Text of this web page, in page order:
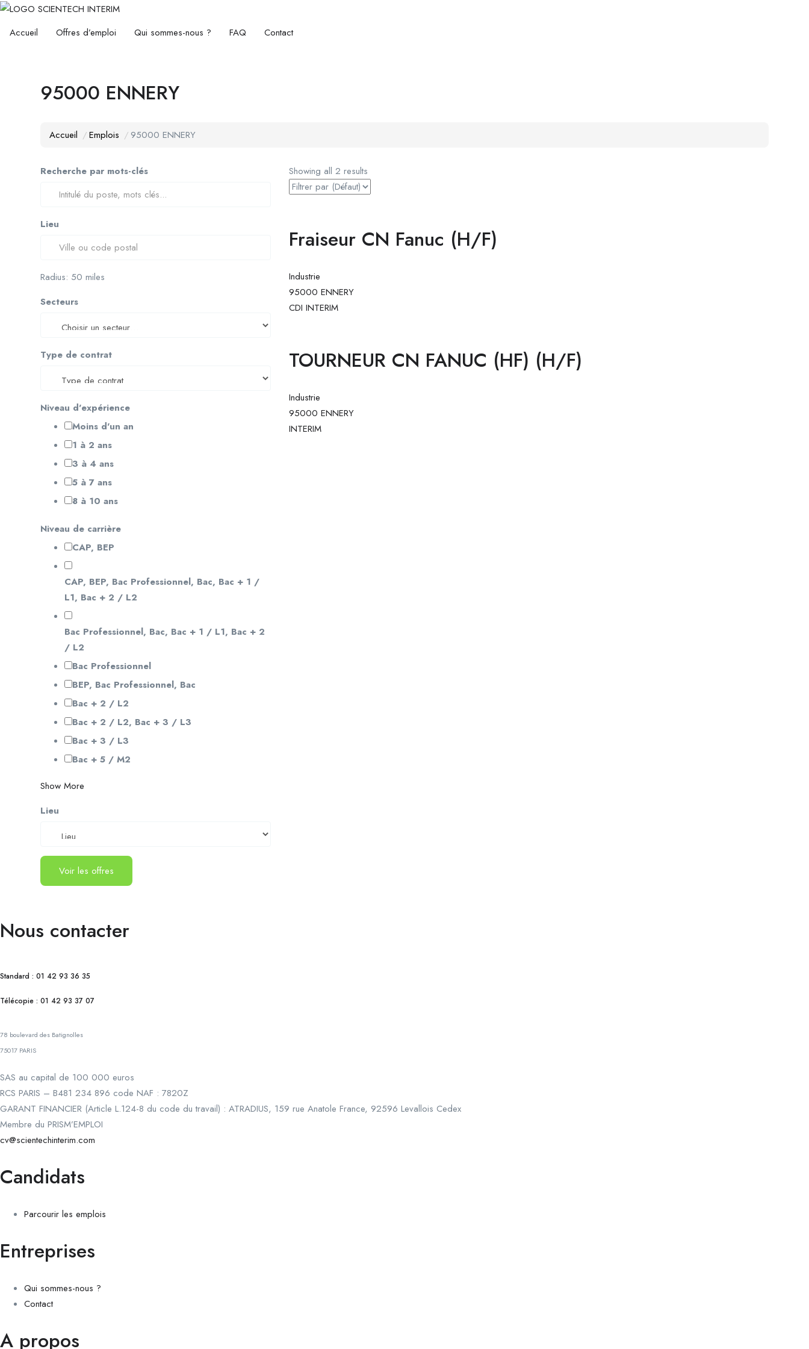
Accueil Offres d’emploi Qui sommes-nous ? FAQ Contact
95000 ENNERY
Accueil Emplois 95000 ENNERY
Recherche par mots-clés
Lieu
Radius: 50 miles
Secteurs
Type de contrat
Niveau d'expérience
Moins d'un an
1 à 2 ans
3 à 4 ans
5 à 7 ans
8 à 10 ans
Niveau de carrière
CAP, BEP
CAP, BEP, Bac Professionnel, Bac, Bac + 1 /
L1, Bac + 2 / L2
Bac Professionnel, Bac, Bac + 1 / L1, Bac + 2
/ L2
Bac Professionnel
BEP, Bac Professionnel, Bac
Bac + 2 / L2
Bac + 2 / L2, Bac + 3 / L3
Bac + 3 / L3
Bac + 5 / M2
Show More
Lieu
Voir les offres
Showing all 2 results
Fraiseur CN Fanuc (H/F)
Industrie
95000 ENNERY
CDI INTERIM
TOURNEUR CN FANUC (HF) (H/F)
Industrie
95000 ENNERY
INTERIM
Nous contacter
Standard : 01 42 93 36 35
Télécopie : 01 42 93 37 07
78 boulevard des Batignolles
75017 PARIS
SAS au capital de 100 000 euros
RCS PARIS – B481 234 896 code NAF : 7820Z
GARANT FINANCIER (Article L.124-8 du code du travail) : ATRADIUS, 159 rue Anatole France, 92596 Levallois Cedex
Membre du PRISM’EMPLOI
cv@scientechinterim.com
Candidats
Parcourir les emplois
Entreprises
Qui sommes-nous ?
Contact
A propos